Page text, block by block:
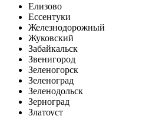
Елизово
Ессентуки
Железнодорожный
Жуковский
Забайкальск
Звенигород
Зеленогорск
Зеленоград
Зеленодольск
Зерноград
Златоуст